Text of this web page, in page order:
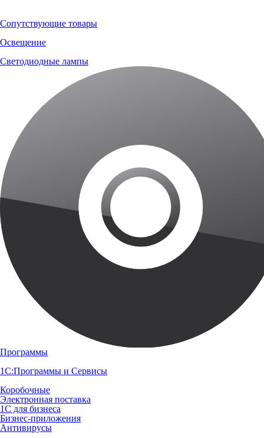
Сопутствующие товары
Освещение
Светодиодные лампы
Программы
1С:Программы и Сервисы
Коробочные
Электронная поставка
1С для бизнеса
Бизнес-приложения
Антивирусы